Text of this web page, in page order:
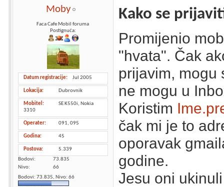
Moby
Faca Cafe Mobil foruma
Postignuća:
Datum registracije Jul 2005
Lokacija Dubrovnik
Mobitel
SE K550i, Nokia
3310
Operater 091, 095
Godina 45
Postova
5.339
Bodovi
73.835
Nivo
66
Bodovi: 73.835, Nivo: 66
Kako se
Promijenio
"hvata". Čak
prijavim, mogu
ne mogu u
Koristim
čak mi je to
oporavak
godine.
Jesu oni